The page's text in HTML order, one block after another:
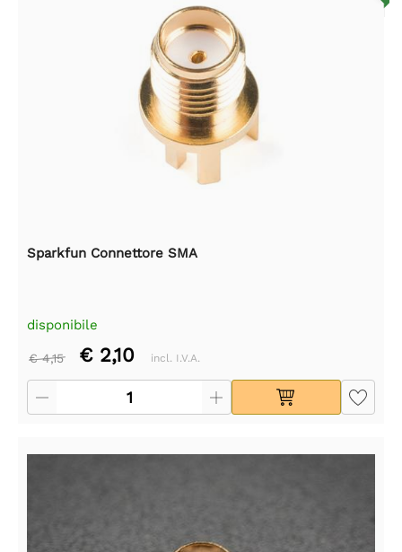
Sparkfun Connettore SMA
disponibile
€ 4,15 € 2,10 incl. I.V.A.